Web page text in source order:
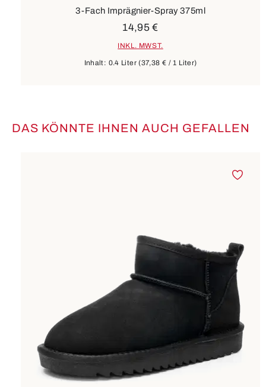
3-Fach Imprägnier-Spray 375ml
Inhalt: 0.4 Liter(37,38 € / 1 Liter)
14,95 €
INKL. MWST.
Produktgalerie überspringen
DAS KÖNNTE IHNEN AUCH GEFALLEN